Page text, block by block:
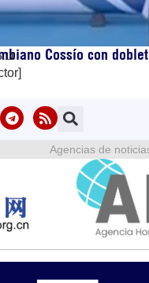
Cossío con
Agencias de